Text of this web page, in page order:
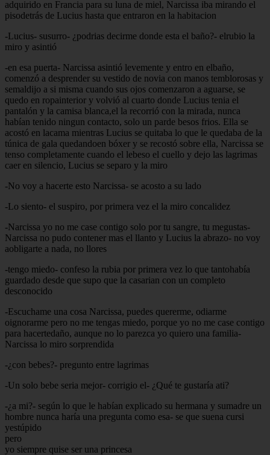
adquirido en Francia para su luna de miel, Narcissa iba mirando el
pisodetrás de Lucius hasta que entraron en la habitacion
-Lucius- susurro- ¿podrias decirme donde esta el baño?- elrubio la
miro y asintió
-en esa puerta- Narcissa asintió levemente y entro en elbaño,
comenzó a desprender su vestido de novia con manos temblorosas y
semaldijo a si misma cuando sus ojos comenzaron a aguarse, se
quedo en ropainterior y volvió al cuarto donde Lucius tenia el
pantalón y la camisa blanca,el la recorrió con la mirada, nunca
habían tenido ningun contacto, solo un parde besos frios. Ella se
acostó en lacama mientras Lucius se quitaba lo que le quedaba de la
túnica de gala quedandoen bóxer y se recostó sobre ella, Narcissa se
tenso completamente cuando el lebeso el cuello y dejo las lagrimas
caer en silencio, Lucius se separo y la miro
-No voy a hacerte esto Narcissa- se acosto a su lado
-Lo siento- el suspiro, por primera vez el la miro concalidez
-Narcissa yo no me case contigo solo por tu sangre, tu megustas-
Narcissa no pudo contener mas el llanto y Lucius la abrazo- no voy
aobligarte a nada, no llores
-tengo miedo- confeso la rubia por primera vez lo que tantohabía
guardado desde que supo que la casarian con un completo
desconocido
-Escuchame una cosa Narcissa, puedes quererme, odiarme
oignorarme pero no me tengas miedo, porque yo no me case contigo
para hacertedaño, aunque no lo parezca yo quiero una familia-
Narcissa lo miro sorprendida
-¿con bebes?- pregunto entre lagrimas
-Un solo bebe seria mejor- corrigio el- ¿Qué te gustaría ati?
-¿a mi?- según lo que le habían explicado su hermana y sumadre un
hombre nunca haría una pregunta como esa- se que suena cursi
yestúpido
pero
yo siempre quise ser una princesa